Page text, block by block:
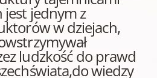
jest jednym z
w dziejach,
ludzkość do prawd
wiedzy